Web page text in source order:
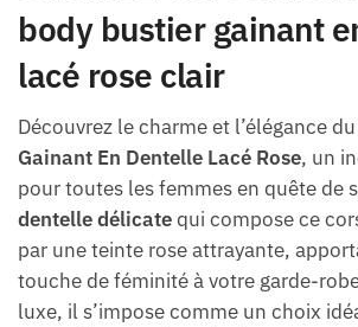
body bustier gainant
lacé rose clair
Découvrez le charme et l’élégance du
Gainant En Dentelle Lacé Rose, un
pour toutes les femmes en quête de
dentelle délicatequi compose ce
par une teinte rose attrayante,
touche de féminité à votre garde-
luxe, il s’impose comme un choix